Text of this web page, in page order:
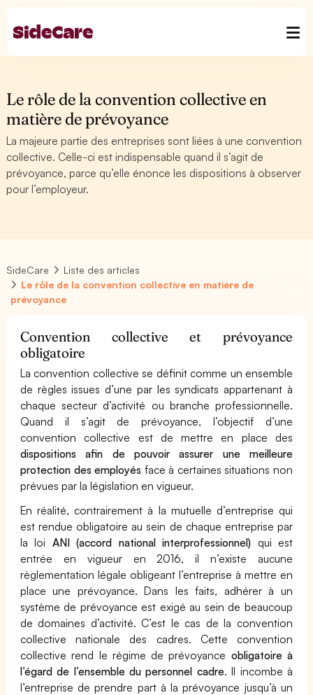
Le rôle de la convention collective en
matière de prévoyance
La majeure partie des entreprises sont liées à une convention
collective. Celle-ci est indispensable quand il s’agit de
prévoyance, parce qu’elle énonce les dispositions à observer
pour l’employeur.
SideCare
Liste des articles
Le rôle de la convention collective en matière de
prévoyance
Convention collective et prévoyance
obligatoire
La convention collective se définit comme un ensemble
de règles issues d’une par les syndicats appartenant à
chaque secteur d’activité ou branche professionnelle.
Quand il s’agit de prévoyance, l’objectif d’une
convention collective est de mettre en place des
dispositions afin de pouvoir assurer une meilleure
protection des employés face à certaines situations non
prévues par la législation en vigueur.
En réalité, contrairement à la mutuelle d’entreprise qui
est rendue obligatoire au sein de chaque entreprise par
la loi ANI (accord national interprofessionnel) qui est
entrée en vigueur en 2016, il n’existe aucune
règlementation légale obligeant l’entreprise à mettre en
place une prévoyance. Dans les faits, adhérer à un
système de prévoyance est exigé au sein de beaucoup
de domaines d’activité. C’est le cas de la convention
collective nationale des cadres. Cette convention
collective rend le régime de prévoyance obligatoire à
l’égard de l’ensemble du personnel cadre. Il incombe à
l’entreprise de prendre part à la prévoyance jusqu’à un